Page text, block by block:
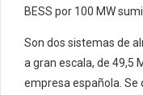
BESS por 100 MW
Son dos sistemas de
a gran escala, de 49,5
empresa española. Se